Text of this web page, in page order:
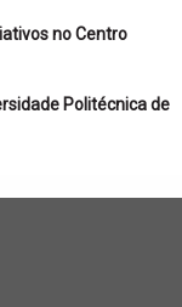
no Centro
Politécnica de